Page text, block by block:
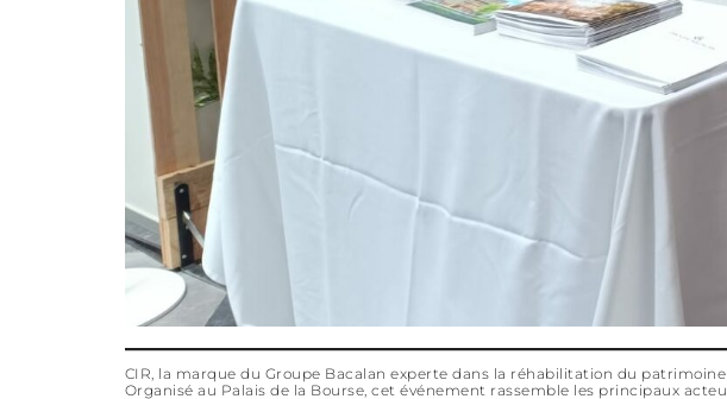
CIR, la marque du Groupe Bacalan experte dans la réhabilitation du
Organisé au Palais de la Bourse, cet événement rassemble les principaux